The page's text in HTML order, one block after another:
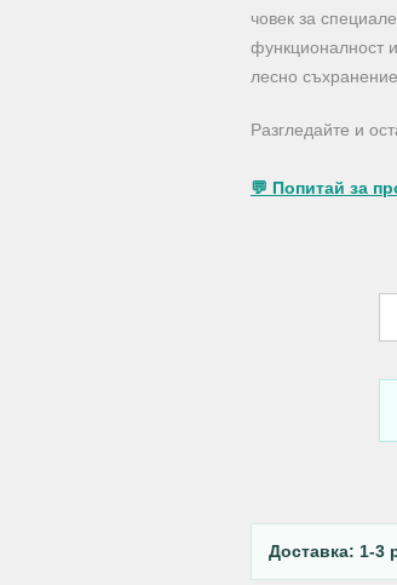
човек за
функционалност
лесно съхранение.
Разгледайте и
💬 Попитай за
Доставка: 1-3